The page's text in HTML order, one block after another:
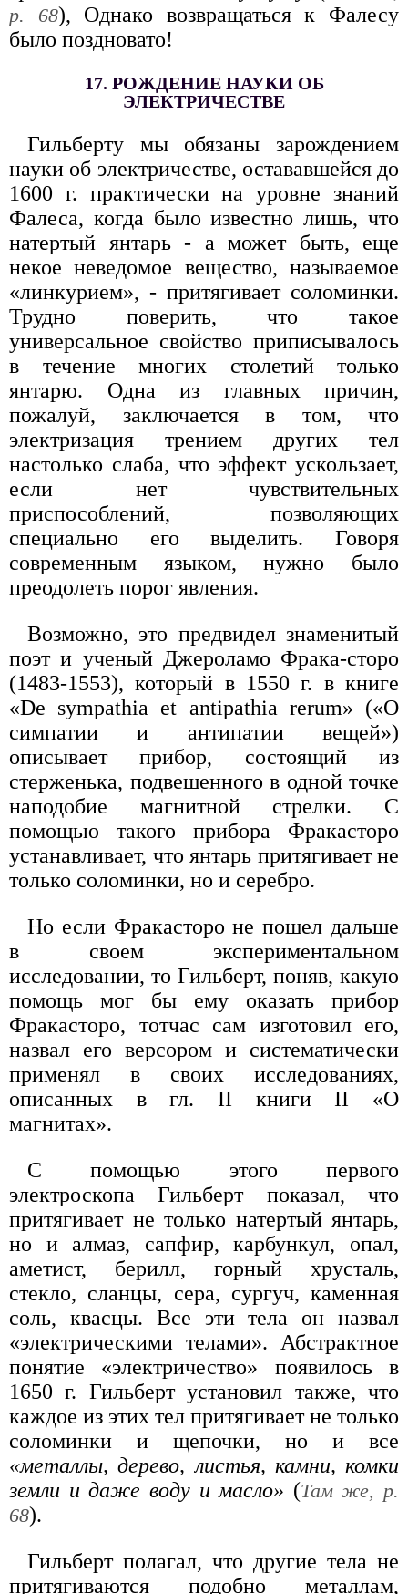
р. 68), Однако возвращаться к Фалесу
было поздновато!
17. РОЖДЕНИЕ НАУКИ ОБ
ЭЛЕКТРИЧЕСТВЕ
Гильберту мы обязаны зарождением
науки об электричестве, остававшейся до
1600 г. практически на уровне знаний
Фалеса, когда было известно лишь, что
натертый янтарь - а может быть, еще
некое неведомое вещество, называемое
«линкурием», - притягивает соломинки.
Трудно поверить, что такое
универсальное свойство приписывалось
в течение многих столетий только
янтарю. Одна из главных причин,
пожалуй, заключается в том, что
электризация трением других тел
настолько слаба, что эффект ускользает,
если нет чувствительных
приспособлений, позволяющих
специально его выделить. Говоря
современным языком, нужно было
преодолеть порог явления.
Возможно, это предвидел знаменитый
поэт и ученый Джероламо Фрака-сторо
(1483-1553), который в 1550 г. в книге
«De sympathia et antipathia rerum» («О
симпатии и антипатии вещей»)
описывает прибор, состоящий из
стерженька, подвешенного в одной точке
наподобие магнитной стрелки. С
помощью такого прибора Фракасторо
устанавливает, что янтарь притягивает не
только соломинки, но и серебро.
Но если Фракасторо не пошел дальше
в своем экспериментальном
исследовании, то Гильберт, поняв, какую
помощь мог бы ему оказать прибор
Фракасторо, тотчас сам изготовил его,
назвал его версором и систематически
применял в своих исследованиях,
описанных в гл. II книги II «О
магнитах».
С помощью этого первого
электроскопа Гильберт показал, что
притягивает не только натертый янтарь,
но и алмаз, сапфир, карбункул, опал,
аметист, берилл, горный хрусталь,
стекло, сланцы, сера, сургуч, каменная
соль, квасцы. Все эти тела он назвал
«электрическими телами». Абстрактное
понятие «электричество» появилось в
1650 г. Гильберт установил также, что
каждое из этих тел притягивает не только
соломинки и щепочки, но и все
«металлы, дерево, листья, камни, комки
земли и даже воду и масло» (Там же, р.
68).
Гильберт полагал, что другие тела не
притягиваются подобно металлам,